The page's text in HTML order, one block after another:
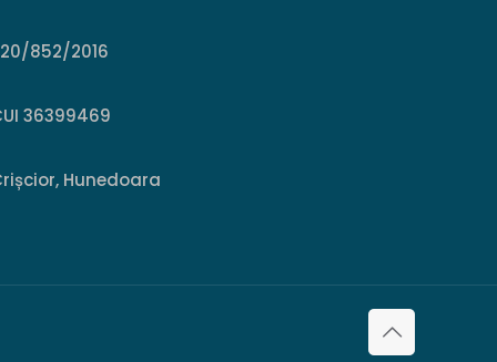
852/2016
36399469
Hunedoara